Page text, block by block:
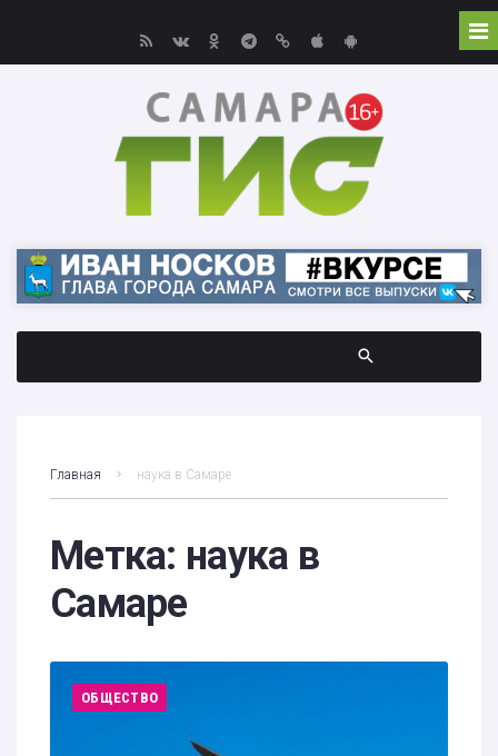
Главная наука в Самаре
Метка: наука в
Самаре
ОБЩЕСТВО